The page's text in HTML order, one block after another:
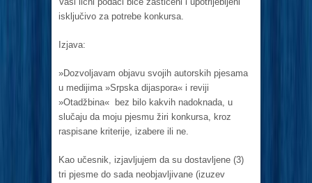
isključivo za potrebe konkursa.
Izjava:
»Dozvoljavam objavu svojih autorskih pjesama
u medijima »Srpska dijaspora« i reviji
»Otadžbina« bez bilo kakvih nadoknada, u
slučaju da moju pjesmu žiri konkursa, kroz
raspisane kriterije, izabere ili ne.
Kao učesnik, izjavljujem da su dostavljene (3)
tri pjesme do sada neobjavljivane (izuzev